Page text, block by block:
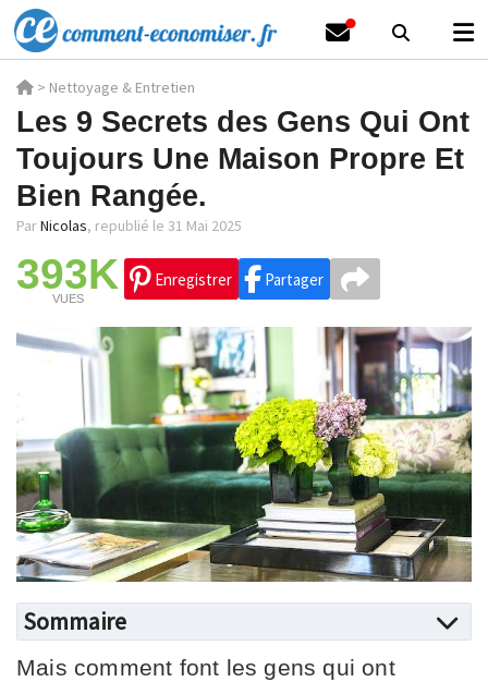
> Nettoyage & Entretien
Les 9 Secrets des Gens Qui Ont
Toujours Une Maison Propre Et
Bien Rangée.
ParNicolas, republié le 31 Mai 2025
393K
VUES
Enregistrer Partager
Sommaire
Mais comment font les gens qui ont